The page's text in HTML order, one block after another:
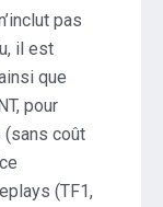
pas
il est
que
pour
(sans coût
(TF1,